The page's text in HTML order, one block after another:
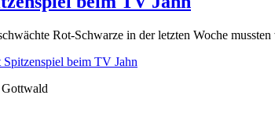
Rot-Schwarze in der letzten Woche
beim TV Jahn